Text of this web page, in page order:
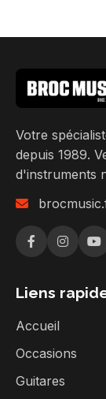
Votre
depuis 1989.
d'instruments
Liens
Accueil
Occasions
Guitares